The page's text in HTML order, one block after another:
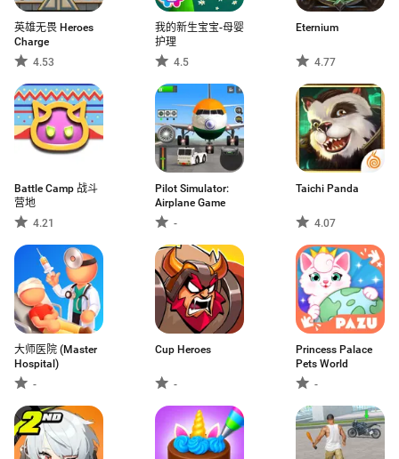
英雄无畏 Heroes
Charge
4.53
我的新生宝宝-母婴
护理
4.5
Eternium
4.77
Battle Camp 战斗
营地
4.21
Pilot Simulator:
Airplane Game
-
Taichi Panda
4.07
大师医院 (Master
Hospital)
-
Cup Heroes
-
Princess Palace
Pets World
-